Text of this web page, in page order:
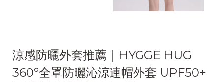
涼感防曬外套推薦｜HYGGE HUG
360°全罩防曬沁涼連帽外套 UPF50+